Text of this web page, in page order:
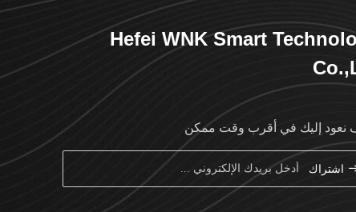
Hefei WNK Smart
إليك في أقرب وقت ممكن
اشتراك